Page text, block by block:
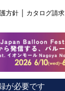
方針 カタログ請求
が必要です